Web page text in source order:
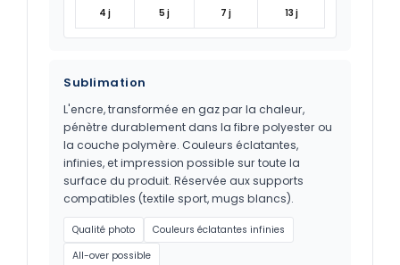
4 j 5 j 7 j 13 j
Sublimation
L'encre, transformée en gaz par la chaleur,
pénètre durablement dans la fibre polyester ou
la couche polymère. Couleurs éclatantes,
infinies, et impression possible sur toute la
surface du produit. Réservée aux supports
compatibles (textile sport, mugs blancs).
Qualité photo
Couleurs éclatantes infinies
All-over possible